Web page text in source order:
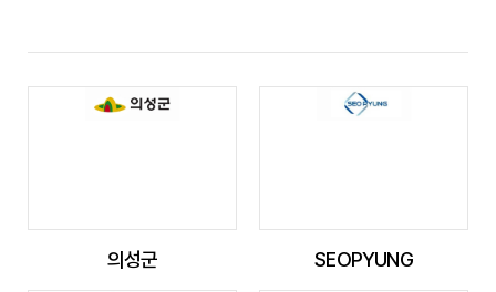
의성군 SEOPYUNG